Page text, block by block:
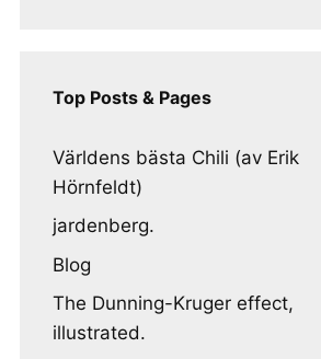
Top Posts & Pages
Världens bästa Chili (av Erik
Hörnfeldt)
jardenberg.
Blog
The Dunning-Kruger effect,
illustrated.